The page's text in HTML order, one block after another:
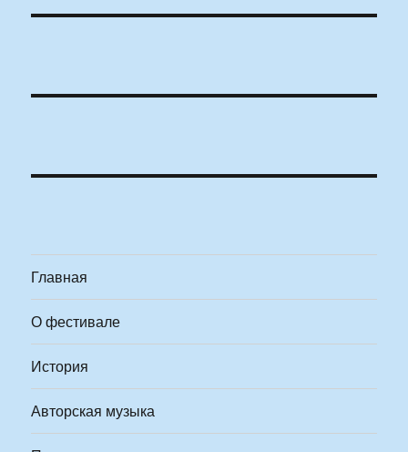
Главная
О фестивале
История
Авторская музыка